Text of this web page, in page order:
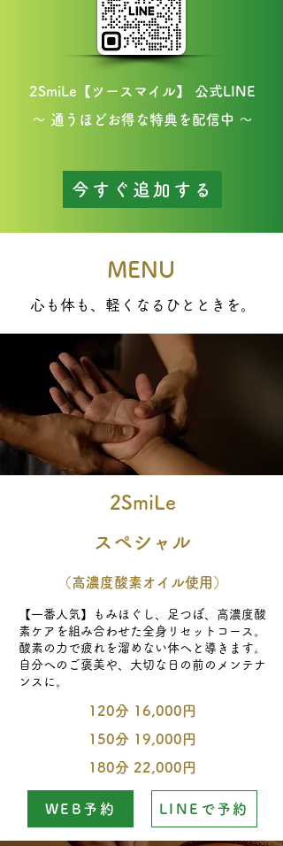
2SmiLe【ツースマイル】 公式LINE
～ 通うほどお得な特典を配信中 ～
今すぐ追加する
MENU
​心も体も、軽くなるひとときを。
2SmiLe
スペシャル
（高濃度酸素オイル使用）
【一番人気】もみほぐし、足つぼ、高濃度酸
素ケアを組み合わせた全身リセットコース。
酸素の力で疲れを溜めない体へと導きます。
自分へのご褒美や、大切な日の前のメンテナ
ンスに。
120分 16,000円
150分 19,000円
180分 22,000円
WEB予約 LINEで予約